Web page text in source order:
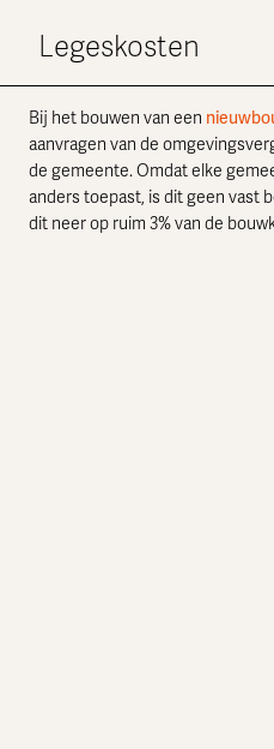
Legeskosten
Bij het bouwen van een
aanvragen van de
de gemeente. Omdat elke
anders toepast, is dit geen vast
dit neer op ruim 3% van de